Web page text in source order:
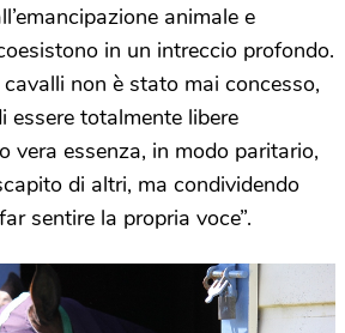
animale e
in un intreccio profondo.
non è stato mai concesso,
essere totalmente libere
vera essenza, in modo paritario,
di altri, ma condividendo
sentire la propria voce”.